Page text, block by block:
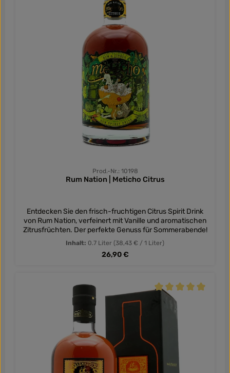
Prod.-Nr.: 10198
Rum Nation | Meticho Citrus
Entdecken Sie den frisch-fruchtigen Citrus Spirit Drink
von Rum Nation, verfeinert mit Vanille und aromatischen
Zitrusfrüchten. Der perfekte Genuss für Sommerabende!
Inhalt: 0.7 Liter (38,43 € / 1 Liter)
Regulärer Preis:
26,90 €
Durchschnittliche